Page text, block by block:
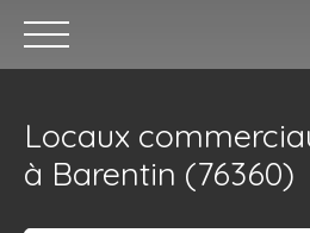
Locaux
à Barentin (76360)